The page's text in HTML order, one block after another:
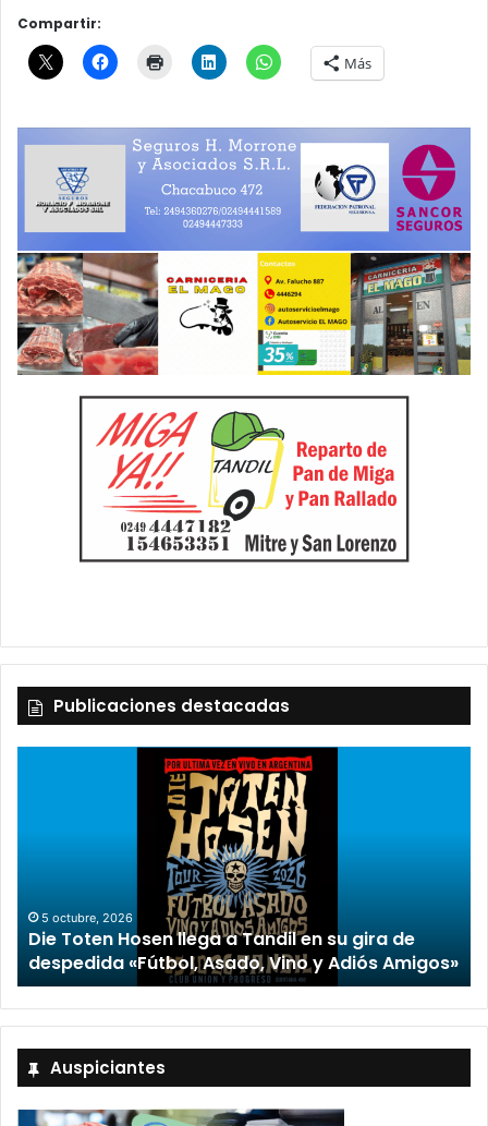
Compartir:
Más
Publicaciones destacadas
“TIRRIA” llega a Tandil con un elenco de lujo
encabezado por Capusotto, Spregelburd y
Stefani
Auspiciantes